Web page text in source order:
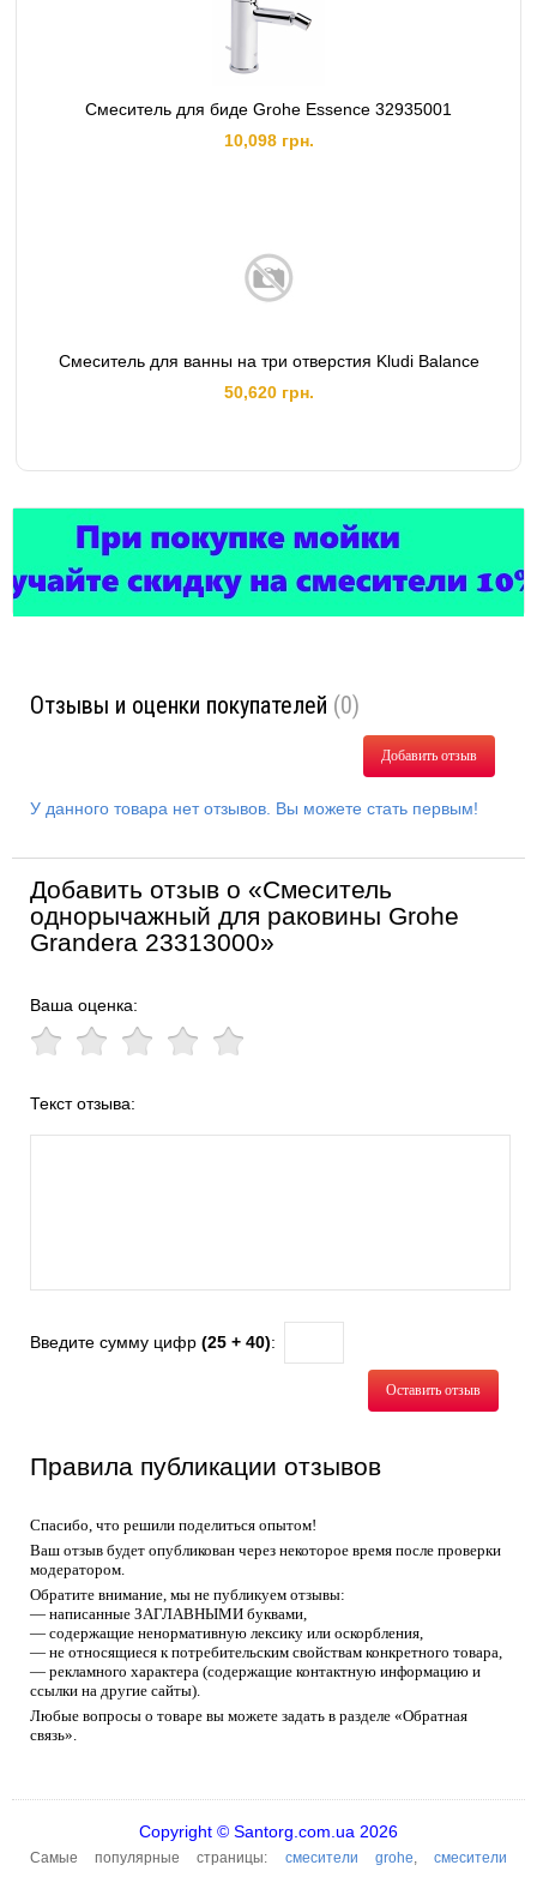
Смеситель для биде Grohe Essence 32935001
10,098 грн.
Смеситель для ванны на три отверстия Kludi Balance
50,620 грн.
Отзывы и оценки покупателей (0)
Добавить отзыв
У данного товара нет отзывов. Вы можете стать первым!
Добавить отзыв о «Смеситель
однорычажный для раковины Grohe
Grandera 23313000»
Ваша оценка:
Текст отзыва:
Введите сумму цифр (25 + 40):
Оставить отзыв
Правила публикации отзывов
Спасибо, что решили поделиться опытом!
Ваш отзыв будет опубликован через некоторое время после проверки
модератором.
Обратите внимание, мы не публикуем отзывы:
— написанные ЗАГЛАВНЫМИ буквами,
— содержащие ненормативную лексику или оскорбления,
— не относящиеся к потребительским свойствам конкретного товара,
— рекламного характера (содержащие контактную информацию и
ссылки на другие сайты).
Любые вопросы о товаре вы можете задать в разделе «Обратная
связь».
Copyright © Santorg.com.ua 2026
Самые популярные страницы: смесители grohe,смесители